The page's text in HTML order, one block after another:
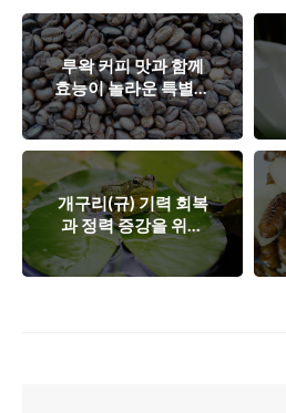
루왁 커피 맛과 함께
효능이 놀라운 특별한
커피
개구리(규) 기력 회복
과 정력 증강을 위한
자연의 선물